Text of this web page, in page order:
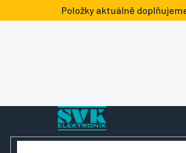
na
Položky aktuálně